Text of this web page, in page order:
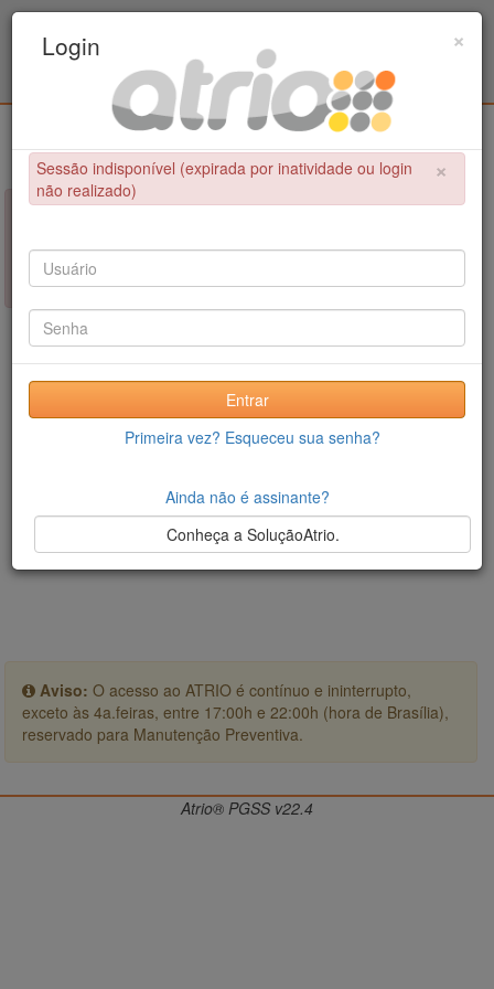
Civil / UPE
×
NÃO FOI POSSÍVEL CONCLUIR A OPERAÇÃO
Sessão indisponível (expirada por inatividade ou login não
realizado)
Aviso: O acesso ao ATRIO é contínuo e ininterrupto,
exceto às 4a.feiras, entre 17:00h e 22:00h (hora de Brasília),
reservado para Manutenção Preventiva.
×
Login
×
Sessão indisponível (expirada por inatividade ou login
não realizado)
Entrar
Primeira vez? Esqueceu sua senha?
Ainda não é assinante?
Conheça a SoluçãoAtrio.
Atrio® PGSS v22.4